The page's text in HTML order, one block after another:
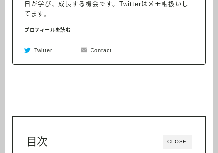
日が学び、成長する機会です。Twitterはメモ帳扱いし
てます。
プロフィールを読む
Twitter Contact
CLOSE
目次